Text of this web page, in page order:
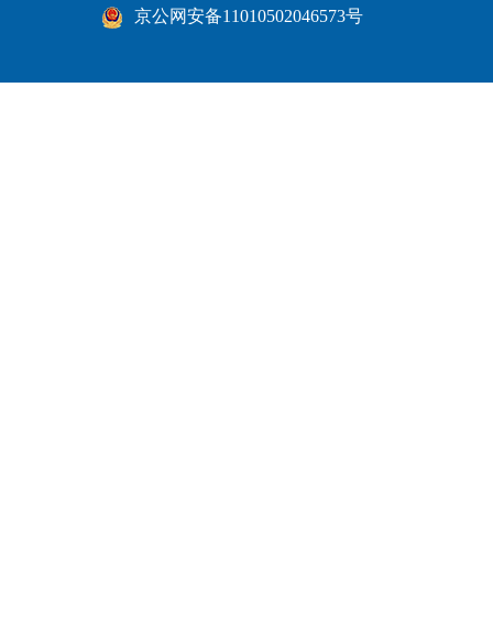
京公网安备11010502046573号